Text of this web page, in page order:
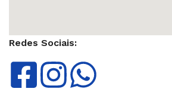
Redes Sociais: